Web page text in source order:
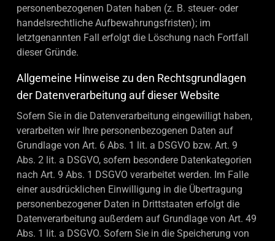
personenbezogenen Daten haben (z. B. steuer- oder
handelsrechtliche Aufbewahrungsfristen); im
letztgenannten Fall erfolgt die Löschung nach Fortfall
dieser Gründe.
Allgemeine Hinweise zu den Rechtsgrundlagen
der Datenverarbeitung auf dieser Website
Sofern Sie in die Datenverarbeitung eingewilligt haben,
verarbeiten wir Ihre personenbezogenen Daten auf
Grundlage von Art. 6 Abs. 1 lit. a DSGVO bzw. Art. 9
Abs. 2 lit. a DSGVO, sofern besondere Datenkategorien
nach Art. 9 Abs. 1 DSGVO verarbeitet werden. Im Falle
einer ausdrücklichen Einwilligung in die Übertragung
personenbezogener Daten in Drittstaaten erfolgt die
Datenverarbeitung außerdem auf Grundlage von Art. 49
Abs. 1 lit. a DSGVO. Sofern Sie in die Speicherung von